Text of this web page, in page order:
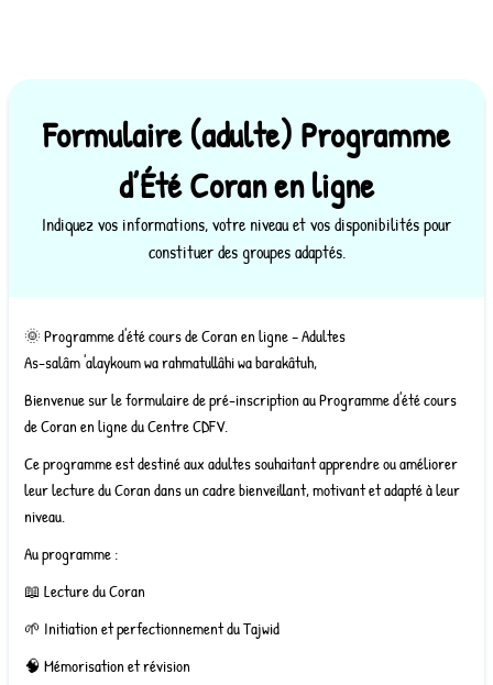
Formulaire (adulte) Programme
d’Été Coran en ligne
Indiquez vos informations, votre niveau et vos disponibilités pour
constituer des groupes adaptés.
🌞 Programme d'été cours de Coran en ligne – Adultes
As-salâm 'alaykoum wa rahmatullâhi wa barakâtuh,
Bienvenue sur le formulaire de pré-inscription au Programme d'été cours
de Coran en ligne du Centre CDFV.
Ce programme est destiné aux adultes souhaitant apprendre ou améliorer
leur lecture du Coran dans un cadre bienveillant, motivant et adapté à leur
niveau.
Au programme :
📖 Lecture du Coran
🌱 Initiation et perfectionnement du Tajwid
🧠 Mémorisation et révision